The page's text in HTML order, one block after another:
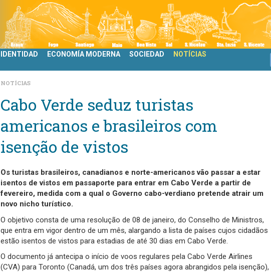
IDENTIDAD ECONOMÍA MODERNA SOCIEDAD
NOTÍCIAS
NOTÍCIAS
Cabo Verde seduz turistas
americanos e brasileiros com
isenção de vistos
Os turistas brasileiros, canadianos e norte-americanos vão passar a estar
isentos de vistos em passaporte para entrar em Cabo Verde a partir de
fevereiro, medida com a qual o Governo cabo-verdiano pretende atrair um
novo nicho turístico.
O objetivo consta de uma resolução de 08 de janeiro, do Conselho de Ministros,
que entra em vigor dentro de um mês, alargando a lista de países cujos cidadãos
estão isentos de vistos para estadias de até 30 dias em Cabo Verde.
O documento já antecipa o início de voos regulares pela Cabo Verde Airlines
(CVA) para Toronto (Canadá, um dos três países agora abrangidos pela isenção),